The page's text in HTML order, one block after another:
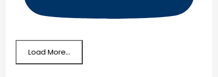
Load More...